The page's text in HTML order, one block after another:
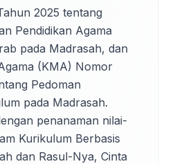
2025 tentang
Pendidikan Agama
pada Madrasah, dan
(KMA) Nomor
Pedoman
pada Madrasah.
Kurikulum Berbasis
dan Rasul-Nya, Cinta